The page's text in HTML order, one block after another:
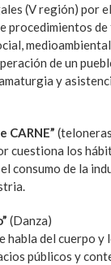
(V región) por
procedimientos
de un
y
CARNE”
cuestiona los
consumo de la
(Danza)
habla del cuerpo
públicos y